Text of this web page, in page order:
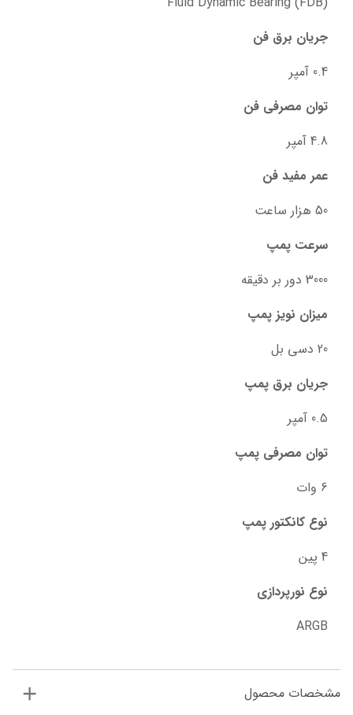
جریان برق فن
0.4 آمپر
توان مصرفی فن
4.8 آمپر
عمر مفید فن
50 هزار ساعت
سرعت پمپ
3000 دور بر دقیقه
میزان نویز پمپ
20 دسی بل
جریان برق پمپ
0.5 آمپر
توان مصرفی پمپ
6 وات
نوع کانکتور پمپ
4 پین
نوع نورپردازی
ARGB
مشخصات محصول